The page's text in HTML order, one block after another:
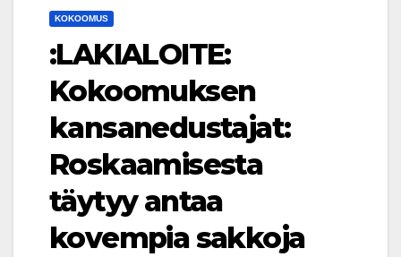
KOKOOMUS
:LAKIALOITE:
Kokoomuksen
kansanedustajat:
Roskaamisesta
täytyy antaa
kovempia sakkoja